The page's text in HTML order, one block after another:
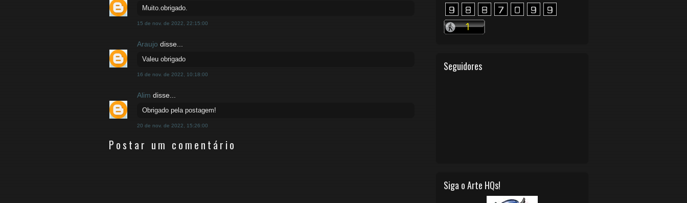
Muito.obrigado.
15 de nov. de 2022, 22:15:00
Araujo disse...
Valeu obrigado
16 de nov. de 2022, 10:18:00
Alim disse...
Obrigado pela postagem!
20 de nov. de 2022, 15:26:00
Postar um comentário
Seguidores
Siga o Arte HQs!